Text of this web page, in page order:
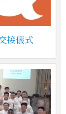
接儀式